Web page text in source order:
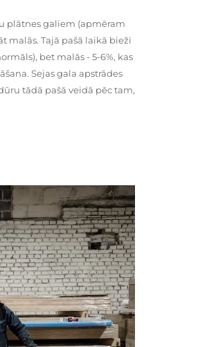
plātnes galiem (apmēram
malās. Tajā pašā laikā bieži
bet malās - 5-6%, kas
Sejas gala apstrādes
tādā pašā veidā pēc tam,